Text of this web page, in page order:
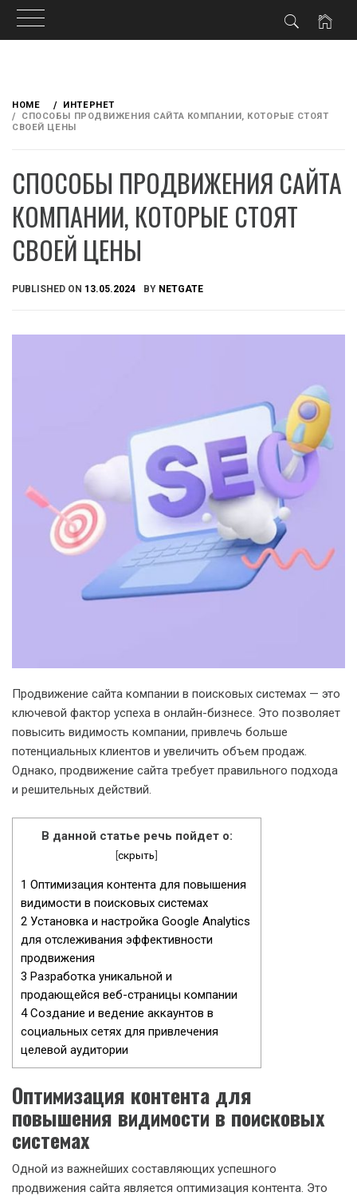
content
HOME
ИНТЕРНЕТ
СПОСОБЫ ПРОДВИЖЕНИЯ САЙТА КОМПАНИИ, КОТОРЫЕ СТОЯТ
СВОЕЙ ЦЕНЫ
СПОСОБЫ ПРОДВИЖЕНИЯ САЙТА
КОМПАНИИ, КОТОРЫЕ СТОЯТ
СВОЕЙ ЦЕНЫ
PUBLISHED ON 13.05.2024 BY NETGATE
Продвижение сайта компании в поисковых системах — это
ключевой фактор успеха в онлайн-бизнесе. Это позволяет
повысить видимость компании, привлечь больше
потенциальных клиентов и увеличить объем продаж.
Однако, продвижение сайта требует правильного подхода
и решительных действий.
В данной статье речь пойдет о:
[скрыть]
1 Оптимизация контента для повышения
видимости в поисковых системах
2 Установка и настройка Google Analytics
для отслеживания эффективности
продвижения
3 Разработка уникальной и
продающейся веб-страницы компании
4Создание и ведение аккаунтов в
социальных сетях для привлечения
целевой аудитории
Оптимизация контента для
повышения видимости в поисковых
системах
Одной из важнейших составляющих успешного
продвижения сайта является оптимизация контента. Это